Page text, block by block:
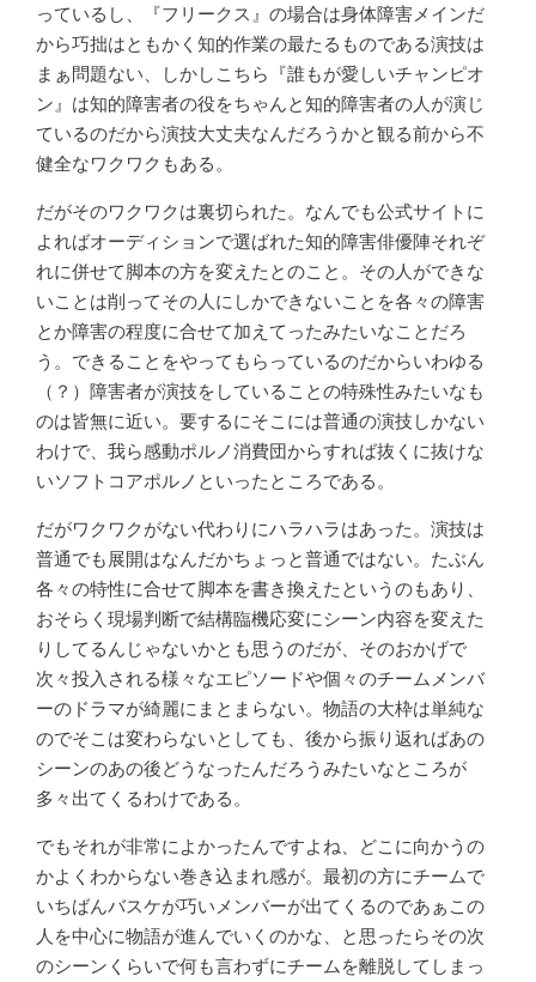
っているし、『フリークス』の場合は身体障害メインだ
から巧拙はともかく知的作業の最たるものである演技は
まぁ問題ない、しかしこちら『誰もが愛しいチャンピオ
ン』は知的障害者の役をちゃんと知的障害者の人が演じ
ているのだから演技大丈夫なんだろうかと観る前から不
健全なワクワクもある。
だがそのワクワクは裏切られた。なんでも公式サイトに
よればオーディションで選ばれた知的障害俳優陣それぞ
れに併せて脚本の方を変えたとのこと。その人ができな
いことは削ってその人にしかできないことを各々の障害
とか障害の程度に合せて加えてったみたいなことだろ
う。できることをやってもらっているのだからいわゆる
（？）障害者が演技をしていることの特殊性みたいなも
のは皆無に近い。要するにそこには普通の演技しかない
わけで、我ら感動ポルノ消費団からすれば抜くに抜けな
いソフトコアポルノといったところである。
だがワクワクがない代わりにハラハラはあった。演技は
普通でも展開はなんだかちょっと普通ではない。たぶん
各々の特性に合せて脚本を書き換えたというのもあり、
おそらく現場判断で結構臨機応変にシーン内容を変えた
りしてるんじゃないかとも思うのだが、そのおかげで
次々投入される様々なエピソードや個々のチームメンバ
ーのドラマが綺麗にまとまらない。物語の大枠は単純な
のでそこは変わらないとしても、後から振り返ればあの
シーンのあの後どうなったんだろうみたいなところが
多々出てくるわけである。
でもそれが非常によかったんですよね、どこに向かうの
かよくわからない巻き込まれ感が。最初の方にチームで
いちばんバスケが巧いメンバーが出てくるのであぁこの
人を中心に物語が進んでいくのかな、と思ったらその次
のシーンくらいで何も言わずにチームを離脱してしまっ